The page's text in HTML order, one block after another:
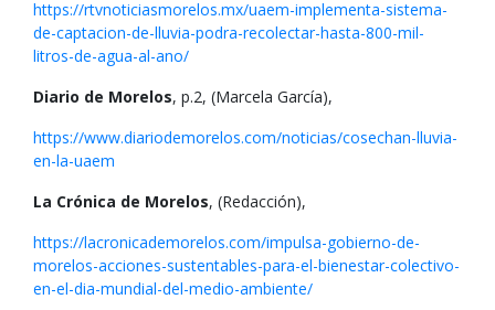
https://rtvnoticiasmorelos.mx/uaem-implementa-sistema-
de-captacion-de-lluvia-podra-recolectar-hasta-800-mil-
litros-de-agua-al-ano/
Diario de Morelos, p.2, (Marcela García),
https://www.diariodemorelos.com/noticias/cosechan-lluvia-
en-la-uaem
La Crónica de Morelos, (Redacción),
https://lacronicademorelos.com/impulsa-gobierno-de-
morelos-acciones-sustentables-para-el-bienestar-colectivo-
en-el-dia-mundial-del-medio-ambiente/